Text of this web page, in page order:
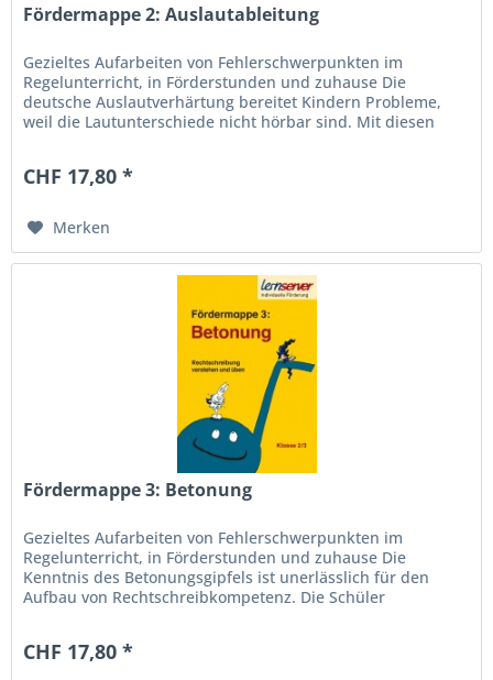
Fördermappe 2: Auslautableitung
Gezieltes Aufarbeiten von Fehlerschwerpunkten im
Regelunterricht, in Förderstunden und zuhause Die
deutsche Auslautverhärtung bereitet Kindern Probleme,
weil die Lautunterschiede nicht hörbar sind. Mit diesen
CHF 17,80 *
Merken
Fördermappe 3: Betonung
Gezieltes Aufarbeiten von Fehlerschwerpunkten im
Regelunterricht, in Förderstunden und zuhause Die
Kenntnis des Betonungsgipfels ist unerlässlich für den
Aufbau von Rechtschreibkompetenz. Die Schüler
CHF 17,80 *